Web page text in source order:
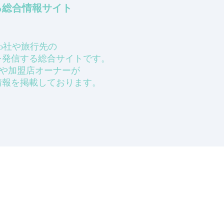
合情報サイト
社や旅行先の
信する総合サイトです。
加盟店オーナーが
を掲載しております。